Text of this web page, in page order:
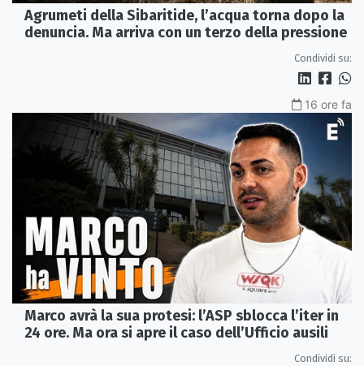
Agrumeti della Sibaritide, l’acqua torna dopo la
denuncia. Ma arriva con un terzo della pressione
Condividi su:
16 ore fa
Marco avrà la sua protesi: l’ASP sblocca l’iter in
24 ore. Ma ora si apre il caso dell’Ufficio ausili
Condividi su: